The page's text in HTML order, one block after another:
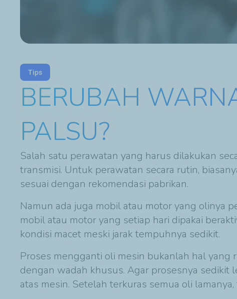
Tips
BERUBAH
PALSU?
Salah satu perawatan yang harus dilakukan
transmisi. Untuk perawatan secara rutin,
sesuai dengan rekomendasi pabrikan.
Namun ada juga mobil atau motor yang olinya
mobil atau motor yang setiap hari dipakai
kondisi macet meski jarak tempuhnya sedikit.
Proses mengganti oli mesin bukanlah hal
dengan wadah khusus. Agar prosesnya sedikit
atas mesin. Setelah terkuras semua oli